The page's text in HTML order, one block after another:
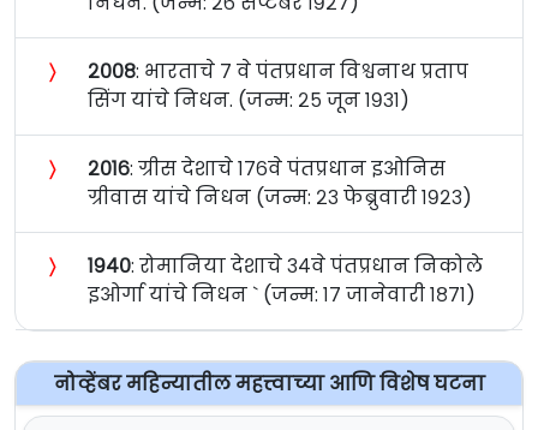
〉 २००८: भारताचे ७ वे पंतप्रधान विश्वनाथ प्रताप
सिंग यांचे निधन. (जन्म: २५ जून १९३१)
〉 २०१६: ग्रीस देशाचे १७६वे पंतप्रधान इओनिस
ग्रीवास यांचे निधन (जन्म: २३ फेब्रुवारी १९२३)
〉 १९४०: रोमानिया देशाचे ३४वे पंतप्रधान निकोले
इओर्गा यांचे निधन ` (जन्म: १७ जानेवारी १८७१)
नोव्हेंबर महिन्यातील महत्त्वाच्या आणि विशेष घटना